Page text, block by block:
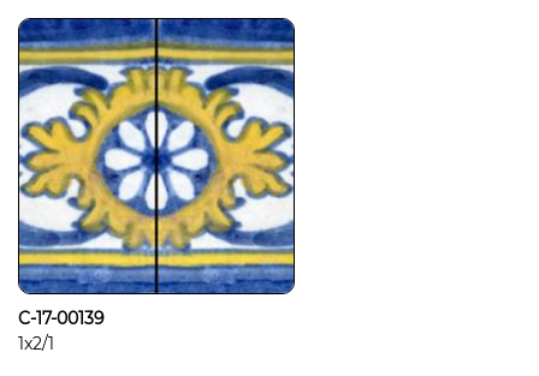
C-17-00139
1x2/1